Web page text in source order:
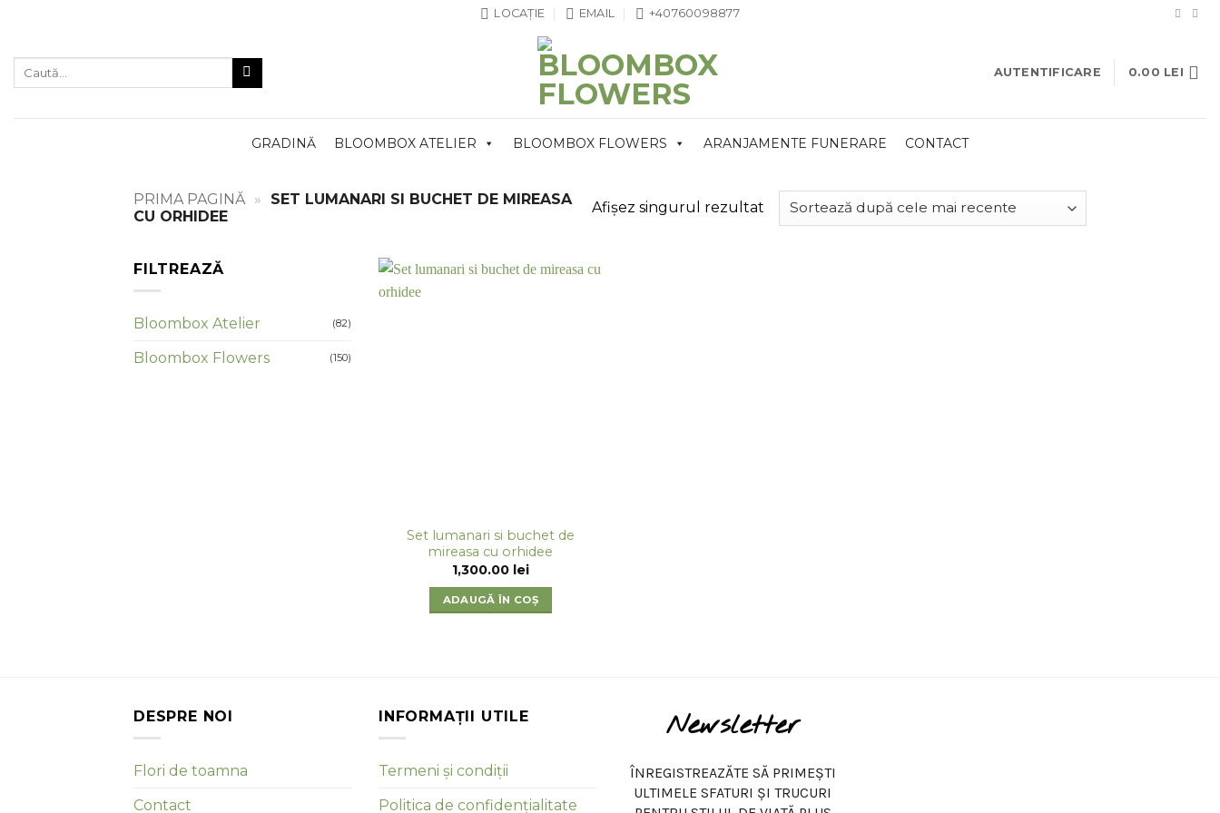
content
LOCAȚIE EMAIL +40760098877
AUTENTIFICARE 0.00 LEI
GRADINĂ BLOOMBOX ATELIER BLOOMBOX FLOWERS ARANJAMENTE FUNERARE CONTACT
PRIMA PAGINĂ »
SET LUMANARI SI BUCHET DE MIREASA
CU ORHIDEE
Afișez singurul rezultat
FILTREAZĂ
Bloombox Atelier (82)
Bloombox Flowers (150)
Set lumanari si buchet de
mireasa cu orhidee
1,300.00 lei
ADAUGĂ ÎN COȘ
DESPRE NOI
Flori de toamna
Contact
INFORMAȚII UTILE
Termeni și condiții
Politica de confidențialitate
Newsletter
ÎNREGISTREAZĂTE SĂ PRIMEȘTI
ULTIMELE SFATURI ȘI TRUCURI